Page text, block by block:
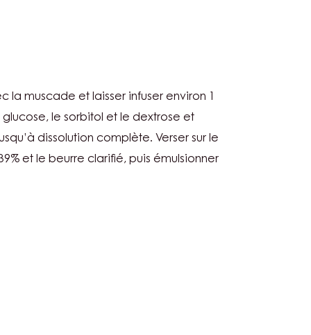
la muscade et laisser infuser environ 1
glucose, le sorbitol et le dextrose et
dissolution complète. Verser sur le
et le beurre clarifié, puis émulsionner